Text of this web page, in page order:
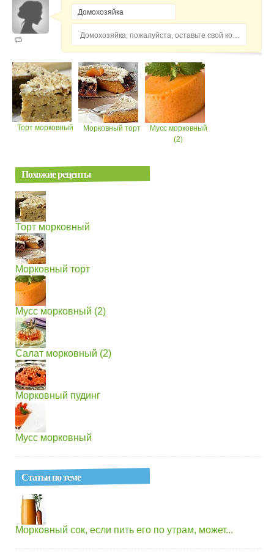
Домохозяйка, пожалуйста, оставьте свой комментарий...
Торт морковный Морковный торт
Мусс морковный
(2)
Похожие рецепты
Торт морковный
Морковный торт
Мусс морковный (2)
Салат морковный (2)
Морковный пудинг
Мусс морковный
Статьи по теме
Морковный сок, если пить его по утрам, может...